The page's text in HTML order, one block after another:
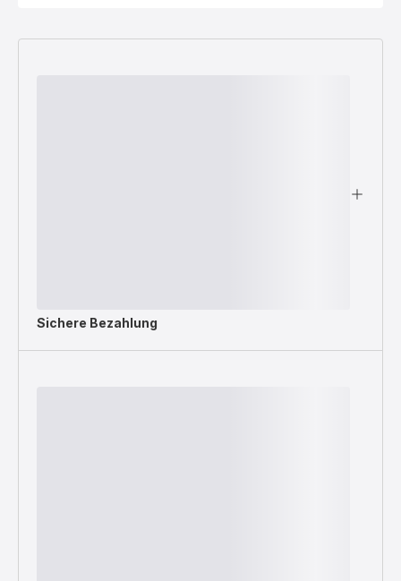
Sichere Bezahlung